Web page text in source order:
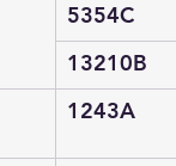
5354C
13210B
1243A